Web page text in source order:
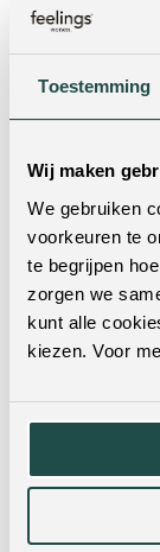
Toestemming
Wij maken
We gebruiken
voorkeuren te
te begrijpen
zorgen we
kunt alle
kiezen. Voor
Je kunt dit
bekijken. Met
is er altijd
postcode of
Twijfel je
Neem dan
op werkdagen